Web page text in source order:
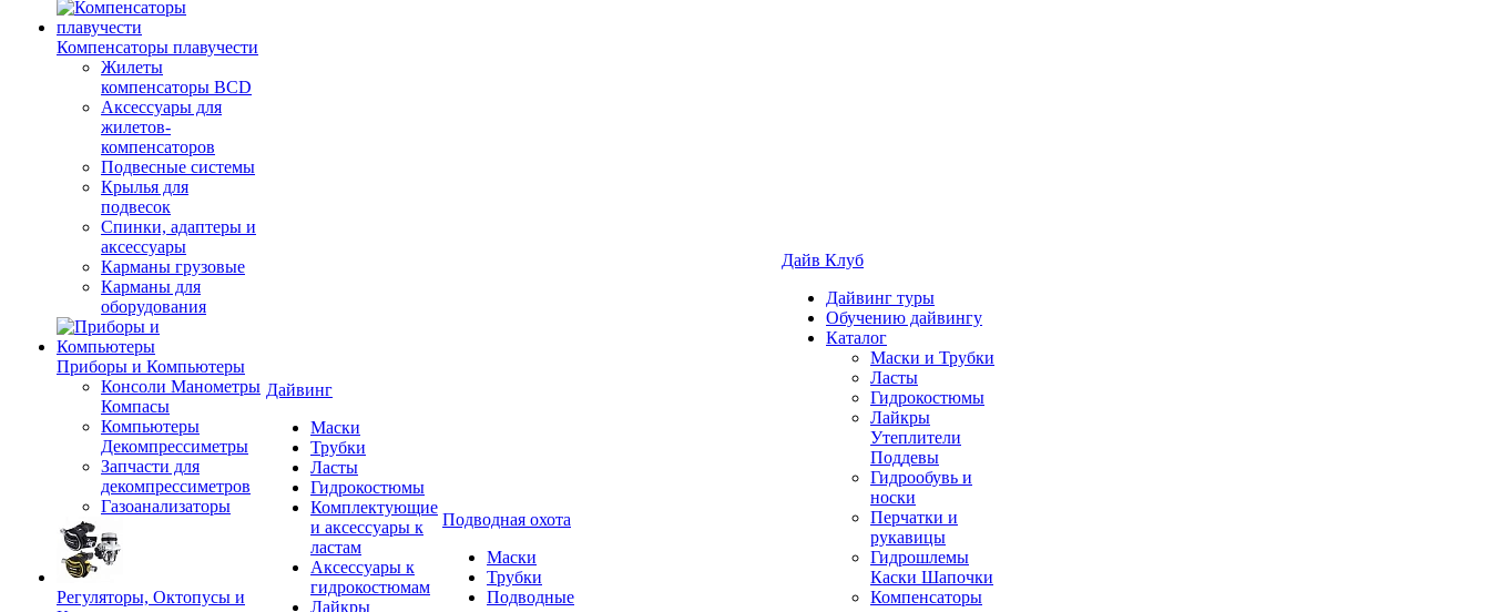
Компенсаторы плавучести
Жилеты
компенсаторы BCD
Аксессуары для
жилетов-
компенсаторов
Подвесные системы
Крылья для
подвесок
Спинки, адаптеры и
аксессуары
Карманы грузовые
Карманы для
оборудования
Приборы и Компьютеры
Консоли Манометры
Компасы
Компьютеры
Декомпрессиметры
Запчасти для
декомпрессиметров
Газоанализаторы
Регуляторы, Октопусы и
Дайвинг
Маски
Трубки
Ласты
Гидрокостюмы
Комплектующие
и аксессуары к
ластам
Аксессуары к
гидрокостюмам
Лайкры
Подводная охота
Маски
Трубки
Подводные
Дайв Клуб
Дайвинг туры
Обучению дайвингу
Каталог
Маски и Трубки
Ласты
Гидрокостюмы
Лайкры
Утеплители
Поддевы
Гидрообувь и
носки
Перчатки и
рукавицы
Гидрошлемы
Каски Шапочки
Компенсаторы